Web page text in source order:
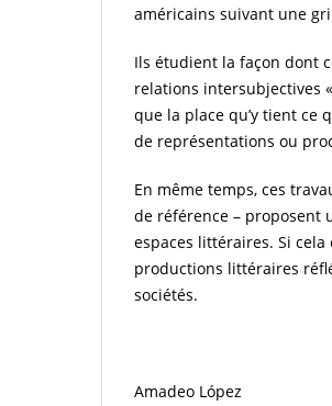
américains suivant une
Ils étudient la façon dont
relations intersubjectives
que la place qu’y tient ce
de représentations ou
En même temps, ces
de référence – proposent
espaces littéraires. Si
productions littéraires
sociétés.
Amadeo López